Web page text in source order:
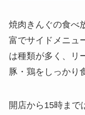
焼肉きんぐの食べ
富でサイドメニュ
は種類が多く、リ
豚・鶏をしっかり
開店から15時まで